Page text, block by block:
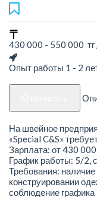
430 000 - 550 000 тг
Опыт работы 1 - 2
На швейное
«Special C&S»
Зарплата: от 430
График работы: 5/2,
Требования:
конструировании
соблюдение графика